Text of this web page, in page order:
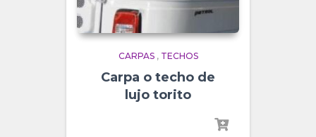
CARPAS, TECHOS
Carpa o techo de
lujo torito